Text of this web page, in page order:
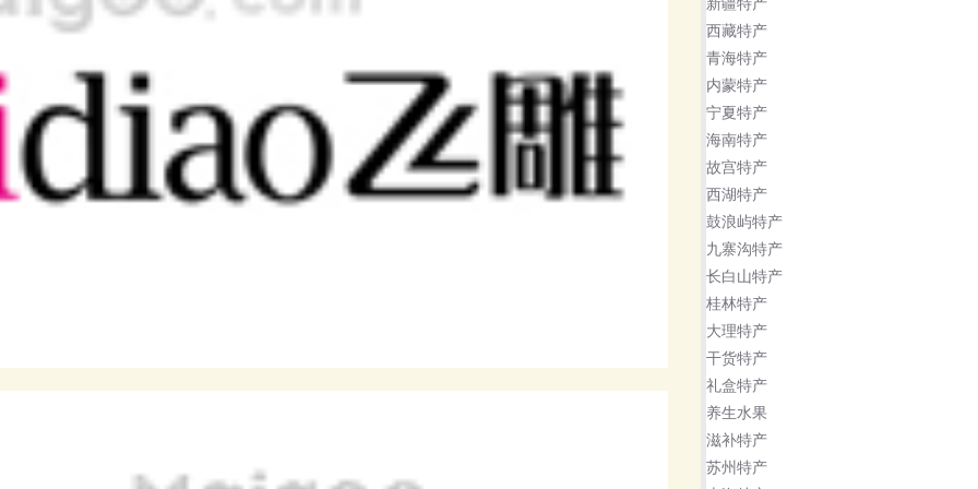
西藏特产
青海特产
内蒙特产
宁夏特产
海南特产
故宫特产
西湖特产
鼓浪屿特产
九寨沟特产
长白山特产
桂林特产
大理特产
干货特产
礼盒特产
养生水果
滋补特产
苏州特产